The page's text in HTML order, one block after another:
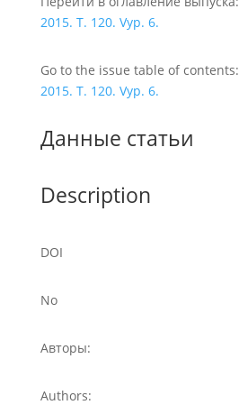
2015. T. 120. Vyp. 6.
Go to the issue table of contents:
2015. T. 120. Vyp. 6.
Данные статьи
Description
DOI
No
Авторы:
Authors: